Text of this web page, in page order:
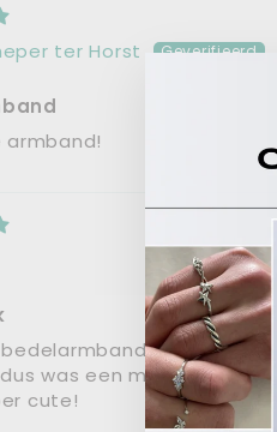
ter Horst
armband!
bedelarmband! Zat te
was een moeilijke
cute!